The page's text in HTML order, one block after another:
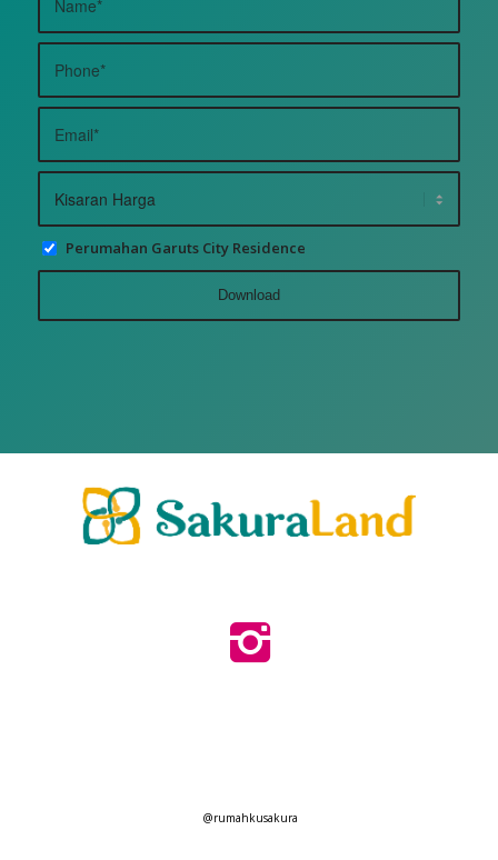
Perumahan Garuts City Residence
@rumahkusakura